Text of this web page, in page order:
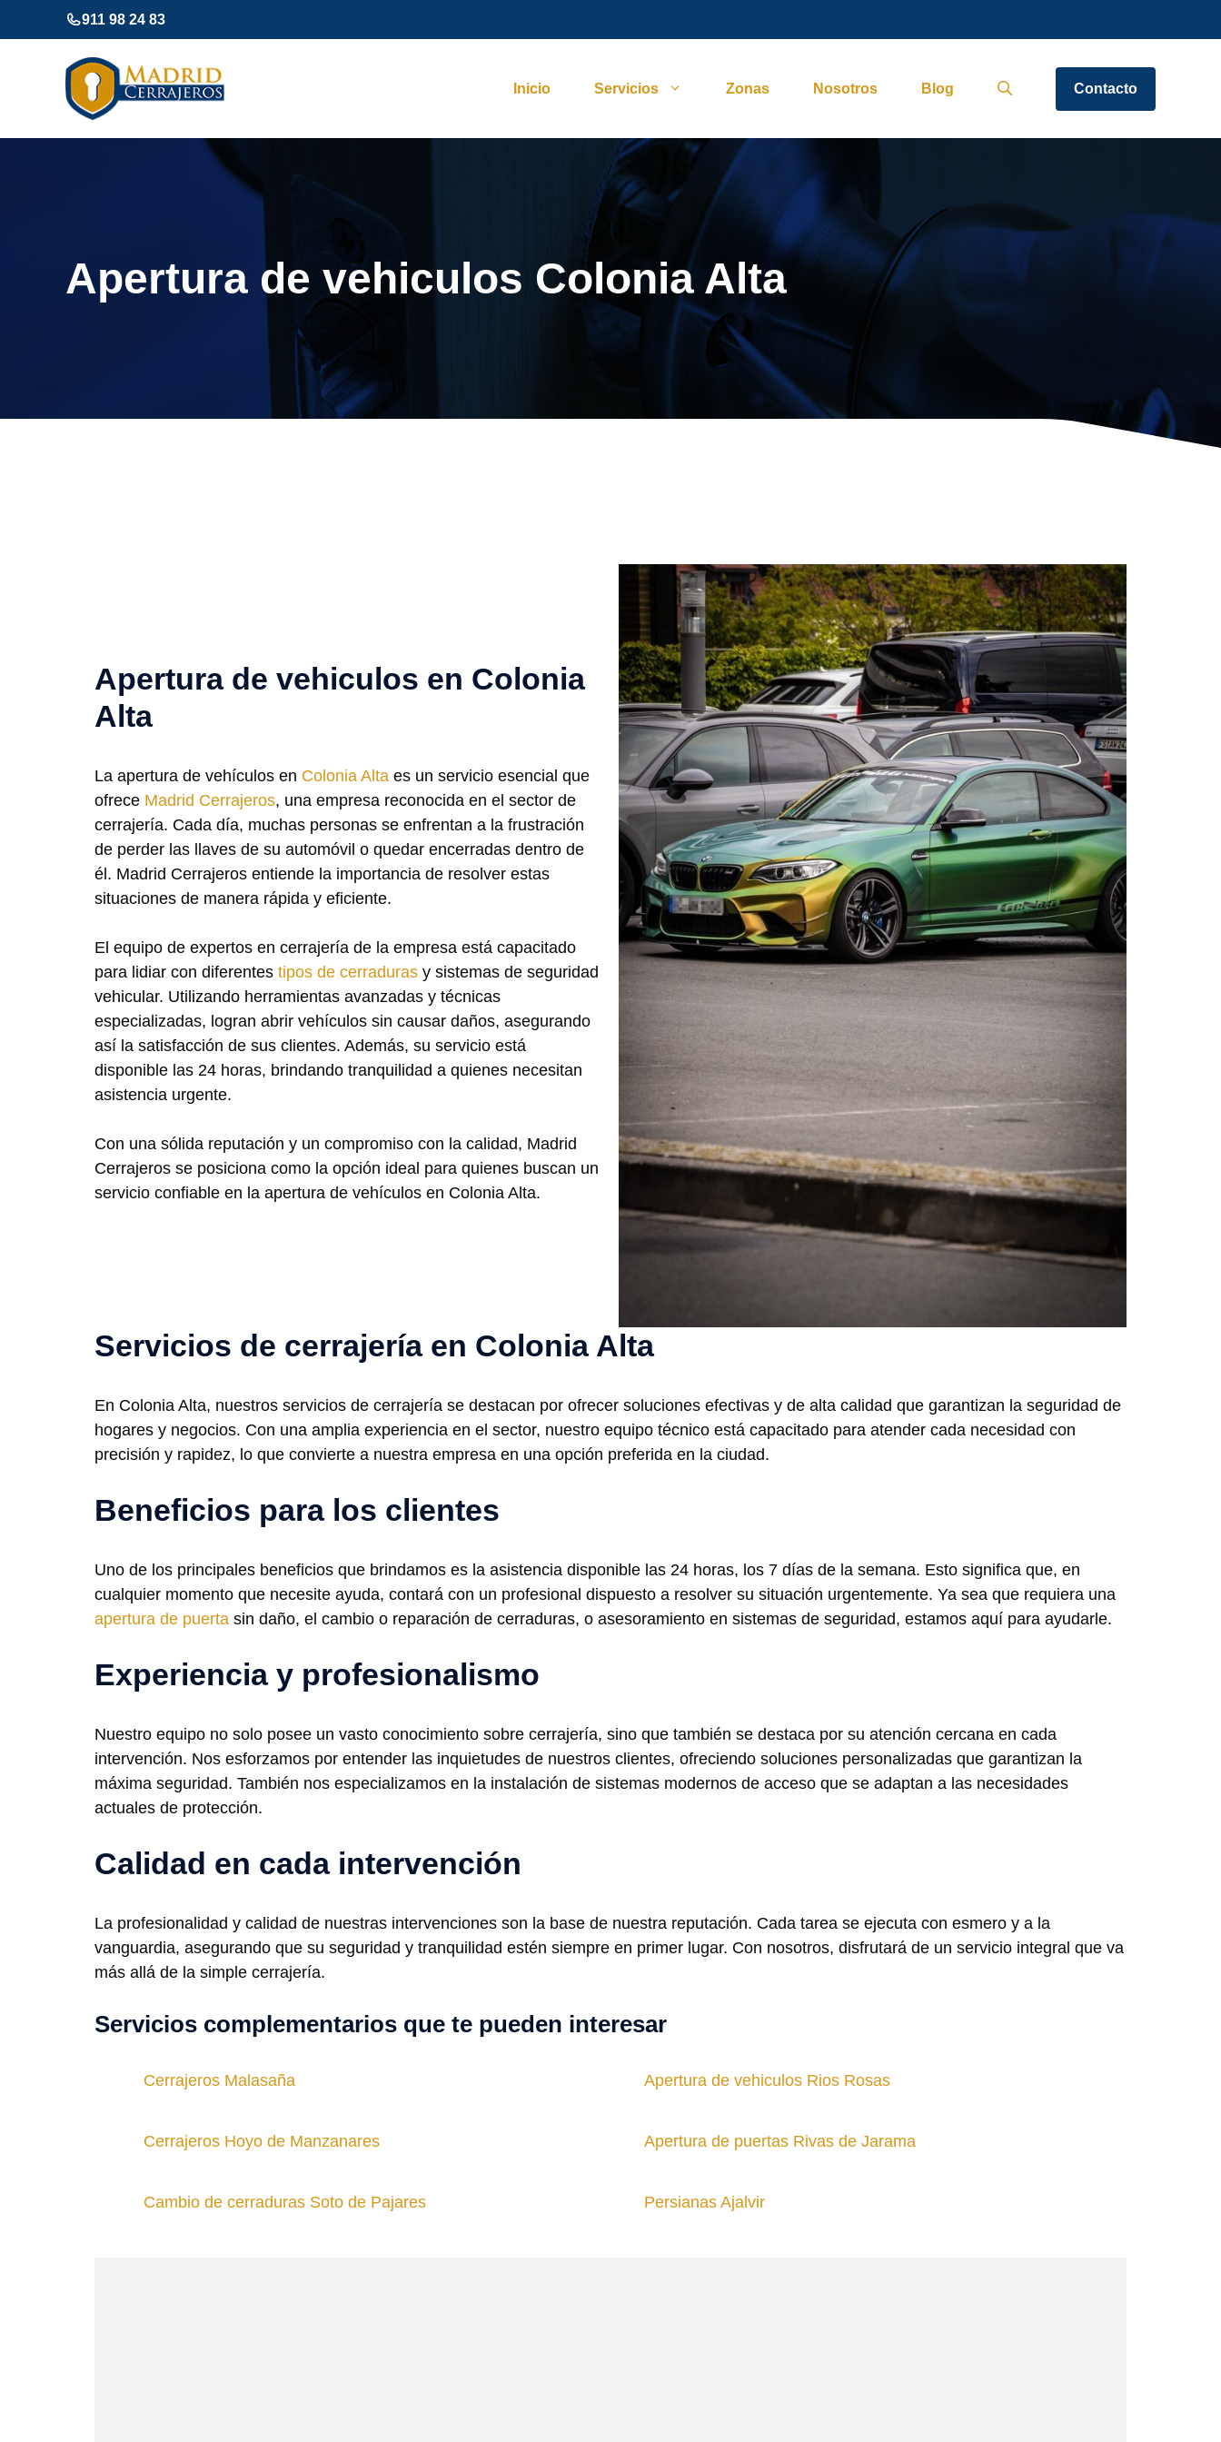
al
911 98 24 83
Inicio Servicios Zonas Nosotros Blog Contacto
Apertura de vehiculos Colonia Alta
Apertura de vehiculos en Colonia
Alta
La apertura de vehículos en Colonia Alta es un servicio esencial que
ofrece Madrid Cerrajeros, una empresa reconocida en el sector de
cerrajería. Cada día, muchas personas se enfrentan a la frustración
de perder las llaves de su automóvil o quedar encerradas dentro de
él. Madrid Cerrajeros entiende la importancia de resolver estas
situaciones de manera rápida y eficiente.
El equipo de expertos en cerrajería de la empresa está capacitado
para lidiar con diferentes tipos de cerraduras y sistemas de seguridad
vehicular. Utilizando herramientas avanzadas y técnicas
especializadas, logran abrir vehículos sin causar daños, asegurando
así la satisfacción de sus clientes. Además, su servicio está
disponible las 24 horas, brindando tranquilidad a quienes necesitan
asistencia urgente.
Con una sólida reputación y un compromiso con la calidad, Madrid
Cerrajeros se posiciona como la opción ideal para quienes buscan un
servicio confiable en la apertura de vehículos en Colonia Alta.
Servicios de cerrajería en Colonia Alta
En Colonia Alta, nuestros servicios de cerrajería se destacan por ofrecer soluciones efectivas y de alta calidad que garantizan la seguridad de
hogares y negocios. Con una amplia experiencia en el sector, nuestro equipo técnico está capacitado para atender cada necesidad con
precisión y rapidez, lo que convierte a nuestra empresa en una opción preferida en la ciudad.
Beneficios para los clientes
Uno de los principales beneficios que brindamos es la asistencia disponible las 24 horas, los 7 días de la semana. Esto significa que, en
cualquier momento que necesite ayuda, contará con un profesional dispuesto a resolver su situación urgentemente. Ya sea que requiera una
apertura de puerta sin daño, el cambio o reparación de cerraduras, o asesoramiento en sistemas de seguridad, estamos aquí para ayudarle.
Experiencia y profesionalismo
Nuestro equipo no solo posee un vasto conocimiento sobre cerrajería, sino que también se destaca por su atención cercana en cada
intervención. Nos esforzamos por entender las inquietudes de nuestros clientes, ofreciendo soluciones personalizadas que garantizan la
máxima seguridad. También nos especializamos en la instalación de sistemas modernos de acceso que se adaptan a las necesidades
actuales de protección.
Calidad en cada intervención
La profesionalidad y calidad de nuestras intervenciones son la base de nuestra reputación. Cada tarea se ejecuta con esmero y a la
vanguardia, asegurando que su seguridad y tranquilidad estén siempre en primer lugar. Con nosotros, disfrutará de un servicio integral que va
más allá de la simple cerrajería.
Servicios complementarios que te pueden interesar
Cerrajeros Malasaña Apertura de vehiculos Rios Rosas
Cerrajeros Hoyo de Manzanares Apertura de puertas Rivas de Jarama
Cambio de cerraduras Soto de Pajares Persianas Ajalvir